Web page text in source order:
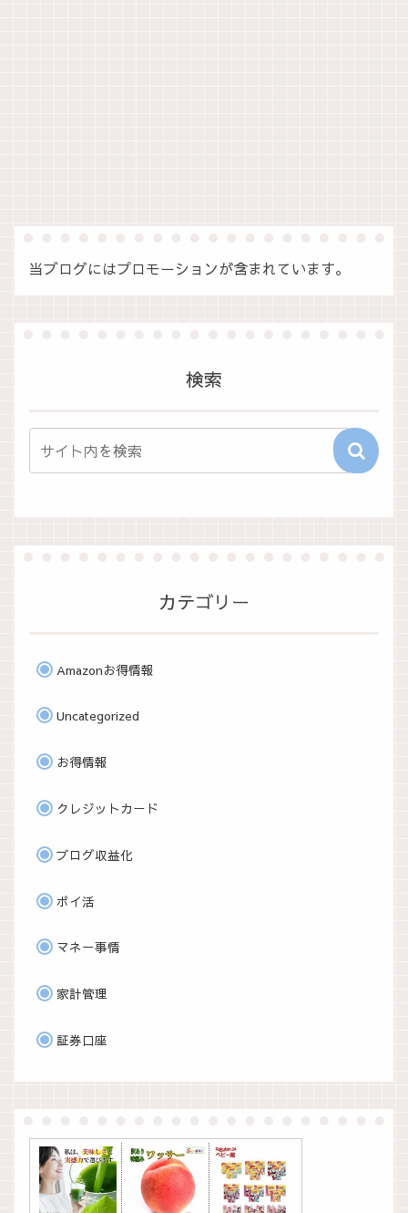
当ブログにはプロモーションが含まれています。
検索
カテゴリー
Amazonお得情報
Uncategorized
お得情報
クレジットカード
ブログ収益化
ポイ活
マネー事情
家計管理
証券口座